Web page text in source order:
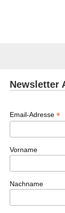
Newsletter
Email-Adresse *
Vorname
Nachname